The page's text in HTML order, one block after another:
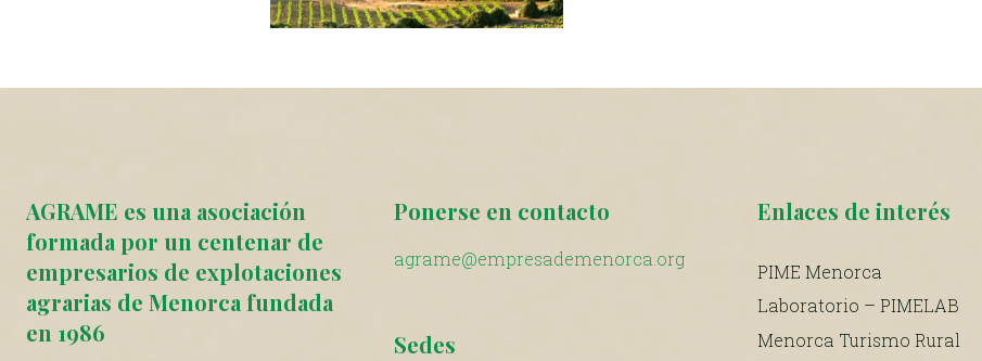
AGRAME es una asociación
formada por un centenar de
empresarios de explotaciones
agrarias de Menorca fundada
en 1986
Ponerse en contacto
agrame@empresademenorca.org
Sedes
Enlaces de interés
PIME Menorca
Laboratorio – PIMELAB
Menorca Turismo Rural